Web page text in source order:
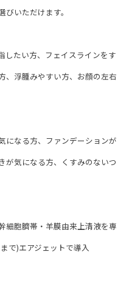
いただけます。
したい方、フェイスラインをす
、浮腫みやすい方、お顔の左右
になる方、ファンデーションが
が気になる方、くすみのないつ
細胞臍帯・羊膜由来上清液を専
で)エアジェットで導入